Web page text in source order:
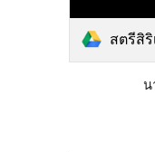
สตรีสิริ
น